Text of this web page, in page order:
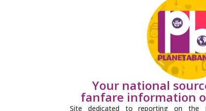
Your national
fanfare information
Site dedicated to reporting on the